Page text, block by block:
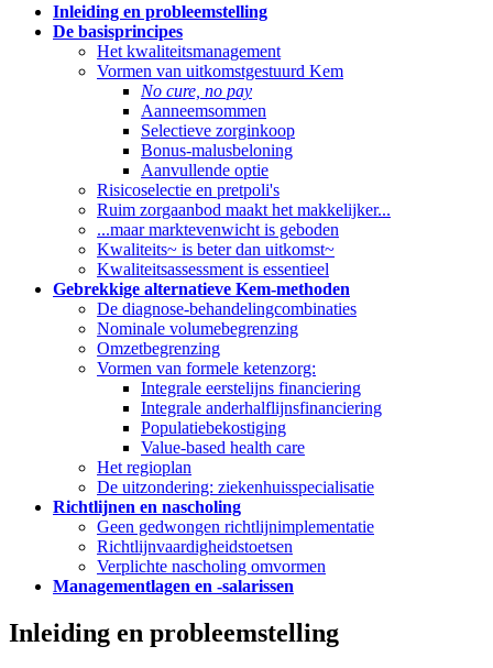
Inleiding en probleemstelling
De basisprincipes
Het kwaliteitsmanagement
Vormen van uitkomstgestuurd Kem
No cure, no pay
Aanneemsommen
Selectieve zorginkoop
Bonus-malusbeloning
Aanvullende optie
Risicoselectie en pretpoli's
Ruim zorgaanbod maakt het makkelijker...
...maar marktevenwicht is geboden
Kwaliteits~ is beter dan uitkomst~
Kwaliteitsassessment is essentieel
Gebrekkige alternatieve Kem-methoden
De diagnose-behandelingcombinaties
Nominale volumebegrenzing
Omzetbegrenzing
Vormen van formele ketenzorg:
Integrale eerstelijns financiering
Integrale anderhalflijnsfinanciering
Populatiebekostiging
Value-based health care
Het regioplan
De uitzondering: ziekenhuisspecialisatie
Richtlijnen en nascholing
Geen gedwongen richtlijnimplementatie
Richtlijnvaardigheidstoetsen
Verplichte nascholing omvormen
Managementlagen en -salarissen
Inleiding en probleemstelling